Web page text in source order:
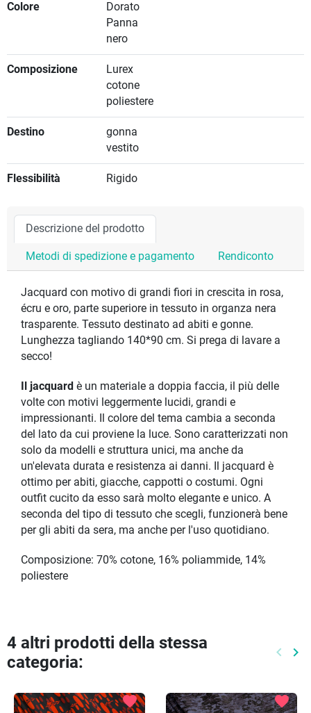
Colore
Dorato
Panna
nero
Composizione
Lurex
cotone
poliestere
Destino
gonna
vestito
Flessibilità Rigido
Descrizione del prodotto
Metodi di spedizione e pagamento Rendiconto
Jacquard con motivo di grandi fiori in crescita in rosa,
écru e oro, parte superiore in tessuto in organza nera
trasparente. Tessuto destinato ad abiti e gonne.
Lunghezza tagliando 140*90 cm. Si prega di lavare a
secco!
Il jacquard è un materiale a doppia faccia, il più delle
volte con motivi leggermente lucidi, grandi e
impressionanti. Il colore del tema cambia a seconda
del lato da cui proviene la luce. Sono caratterizzati non
solo da modelli e struttura unici, ma anche da
un'elevata durata e resistenza ai danni. Il jacquard è
ottimo per abiti, giacche, cappotti o costumi. Ogni
outfit cucito da esso sarà molto elegante e unico. A
seconda del tipo di tessuto che scegli, funzionerà bene
per gli abiti da sera, ma anche per l'uso quotidiano.
Composizione: 70% cotone, 16% poliammide, 14%
poliestere
4 altri prodotti della stessa
categoria:
keyboard_arrow_left keyboard_arrow_right
favorite favorite